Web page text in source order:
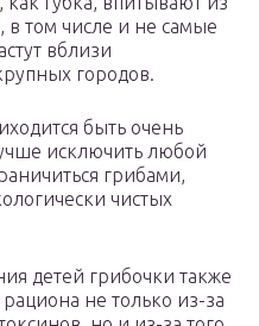
том числе и не самые
вблизи
городов.
быть очень
исключить любой
грибами,
чистых
детей грибочки также
не только из-за